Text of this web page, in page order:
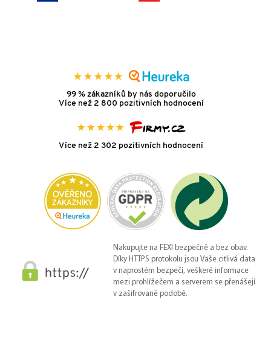
99 % zákazníků by nás doporučilo
Více než 2 800 pozitivních hodnocení
Více než 2 302 pozitivních hodnocení
Nakupujte na FEXI bezpečně a bez obav.
Díky HTTPS protokolu jsou Vaše citlivá data
v naprostém bezpečí, veškeré informace
mezi prohlížečem a serverem se přenášejí
v zašifrované podobě.